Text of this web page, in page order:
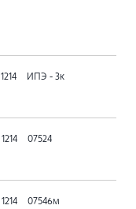
1214 ИПЭ - 3к
1214 07524
1214 07546м